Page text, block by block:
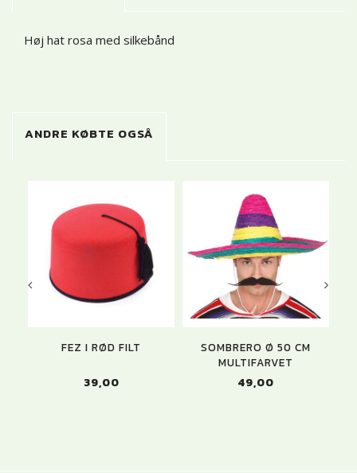
Høj hat rosa med silkebånd
ANDRE KØBTE OGSÅ
FEZ I RØD FILT
39,00
SOMBRERO Ø 50 CM
MULTIFARVET
49,00